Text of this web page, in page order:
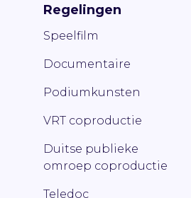
Regelingen
Speelfilm
Documentaire
Podiumkunsten
VRT coproductie
Duitse publieke
omroep coproductie
Teledoc